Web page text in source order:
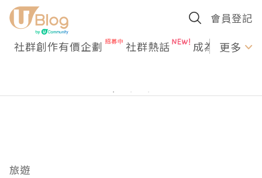
會員登記
社群創作有價企劃 社群熱話 成為U更多
旅遊